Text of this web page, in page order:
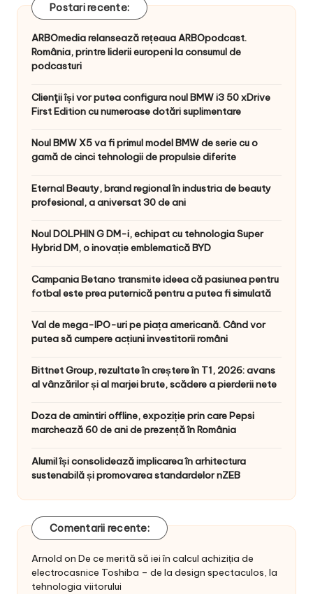
Postari recente:
ARBOmedia relansează rețeaua ARBOpodcast.
România, printre liderii europeni la consumul de
podcasturi
Clienţii își vor putea configura noul BMW i3 50 xDrive
First Edition cu numeroase dotări suplimentare
Noul BMW X5 va fi primul model BMW de serie cu o
gamă de cinci tehnologii de propulsie diferite
Eternal Beauty, brand regional în industria de beauty
profesional, a aniversat 30 de ani
Noul DOLPHIN G DM-i, echipat cu tehnologia Super
Hybrid DM, o inovație emblematică BYD
Campania Betano transmite ideea că pasiunea pentru
fotbal este prea puternică pentru a putea fi simulată
Val de mega-IPO-uri pe piața americană. Când vor
putea să cumpere acțiuni investitorii români
Bittnet Group, rezultate în creștere în T1, 2026: avans
al vânzărilor și al marjei brute, scădere a pierderii nete
Doza de amintiri offline, expoziție prin care Pepsi
marchează 60 de ani de prezență în România
Alumil își consolidează implicarea în arhitectura
sustenabilă și promovarea standardelor nZEB
Comentarii recente:
Arnold on De ce merită să iei în calcul achiziția de
electrocasnice Toshiba – de la design spectaculos, la
tehnologia viitorului